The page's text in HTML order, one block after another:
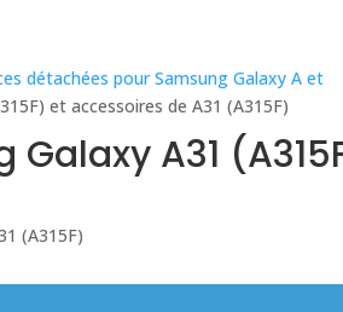
détachées pour Samsung Galaxy A et
et accessoires de A31 (A315F)
A31
(A315F)